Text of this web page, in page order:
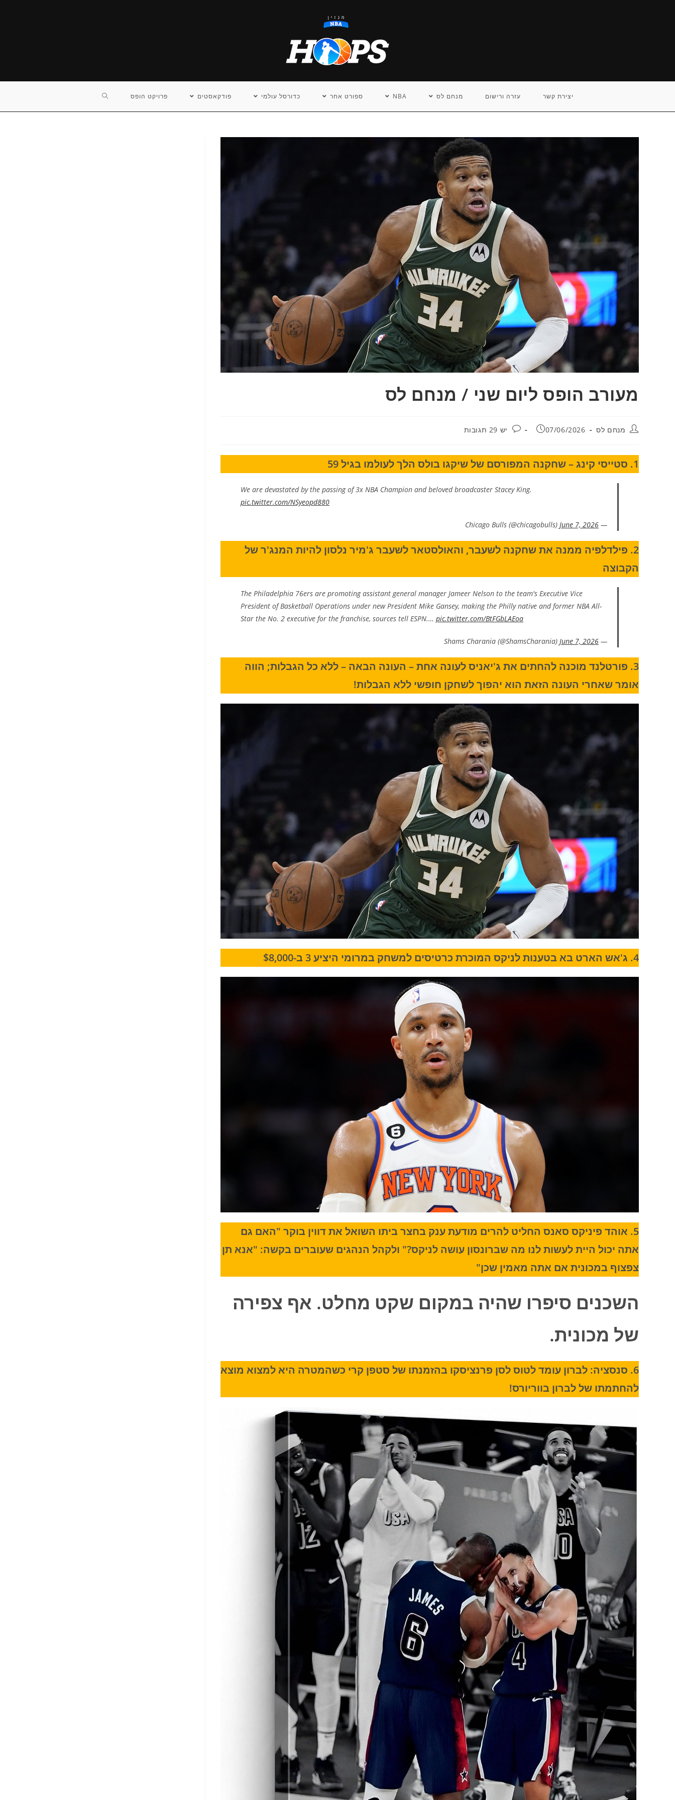
יצירת קשר עזרה ורישום מנחם לס NBA ספורט אחר כדורסל עולמי פודקאסטים פרויקט הופס TOGGLE
מעורב הופס ליום שני / מנחם לס
מחבר:
מנחם לס פורסם:
07/06/2026 תגובות:
יש 29 תגובות
1. סטייסי קינג – שחקנה המפורסם של שיקגו בולס הלך לעולמו בגיל 59
We are devastated by the passing of 3x NBA Champion and beloved broadcaster Stacey King.
pic.twitter.com/NSyeopd880
— Chicago Bulls (@chicagobulls)
June 7, 2026
2. פילדלפיה ממנה את שחקנה לשעבר, והאולסטאר לשעבר ג'מיר נלסון להיות המנג'ר של
הקבוצה
The Philadelphia 76ers are promoting assistant general manager Jameer Nelson to the team's Executive Vice
President of Basketball Operations under new President Mike Gansey, making the Philly native and former NBA All-
Star the No. 2 executive for the franchise, sources tell ESPN.… pic.twitter.com/BtFGbLAEoa
— Shams Charania (@ShamsCharania)
June 7, 2026
3. פורטלנד מוכנה להחתים את ג'יאניס לעונה אחת – העונה הבאה – ללא כל הגבלות; הווה
אומר שאחרי העונה הזאת הוא יהפוך לשחקן חופשי ללא הגבלות!
4. ג'אש הארט בא בטענות לניקס המוכרת כרטיסים למשחק במרומי היציע 3 ב-$8,000
5. אוהד פיניקס סאנס החליט להרים מודעת ענק בחצר ביתו השואל את דווין בוקר "האם גם
אתה יכול היית לעשות לנו מה שברונסון עושה לניקס?" ולקהל הנהגים שעוברים בקשה: "אנא תן
צפצוף במכונית אם אתה מאמין שכן"
השכנים סיפרו שהיה במקום שקט מחלט. אף צפירה
של מכונית.
6. סנסציה: לברון עומד לטוס לסן פרנציסקו בהזמנתו של סטפן קרי כשהמטרה היא למצוא מוצא
להחתמתו של לברון בווריורס!